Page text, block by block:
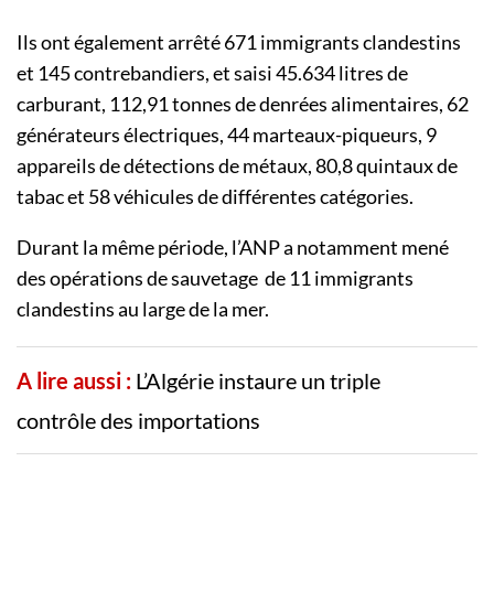
Ils ont également arrêté 671 immigrants clandestins
et 145 contrebandiers, et saisi 45.634 litres de
carburant, 112,91 tonnes de denrées alimentaires, 62
générateurs électriques, 44 marteaux-piqueurs, 9
appareils de détections de métaux, 80,8 quintaux de
tabac et 58 véhicules de différentes catégories.
Durant la même période, l’ANP a notamment mené
des opérations de sauvetage de 11 immigrants
clandestins au large de la mer.
A lire aussi : L’Algérie instaure un triple
contrôle des importations